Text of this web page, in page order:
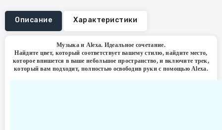
Описание Характеристики
Музыка и Alexa. Идеальное сочетание.
Найдите цвет, который соответствует вашему стилю, найдите место,
которое впишется в ваше небольшое пространство, и включите трек,
который вам подходит, полностью освободив руки с помощью Alexa.